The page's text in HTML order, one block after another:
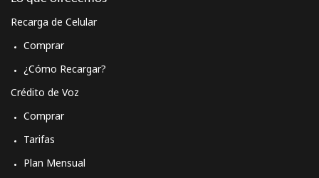
Recarga de Celular
Comprar
¿Cómo Recargar?
Crédito de Voz
Comprar
Tarifas
Plan Mensual